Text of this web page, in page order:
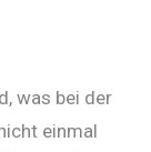
was bei der
einmal